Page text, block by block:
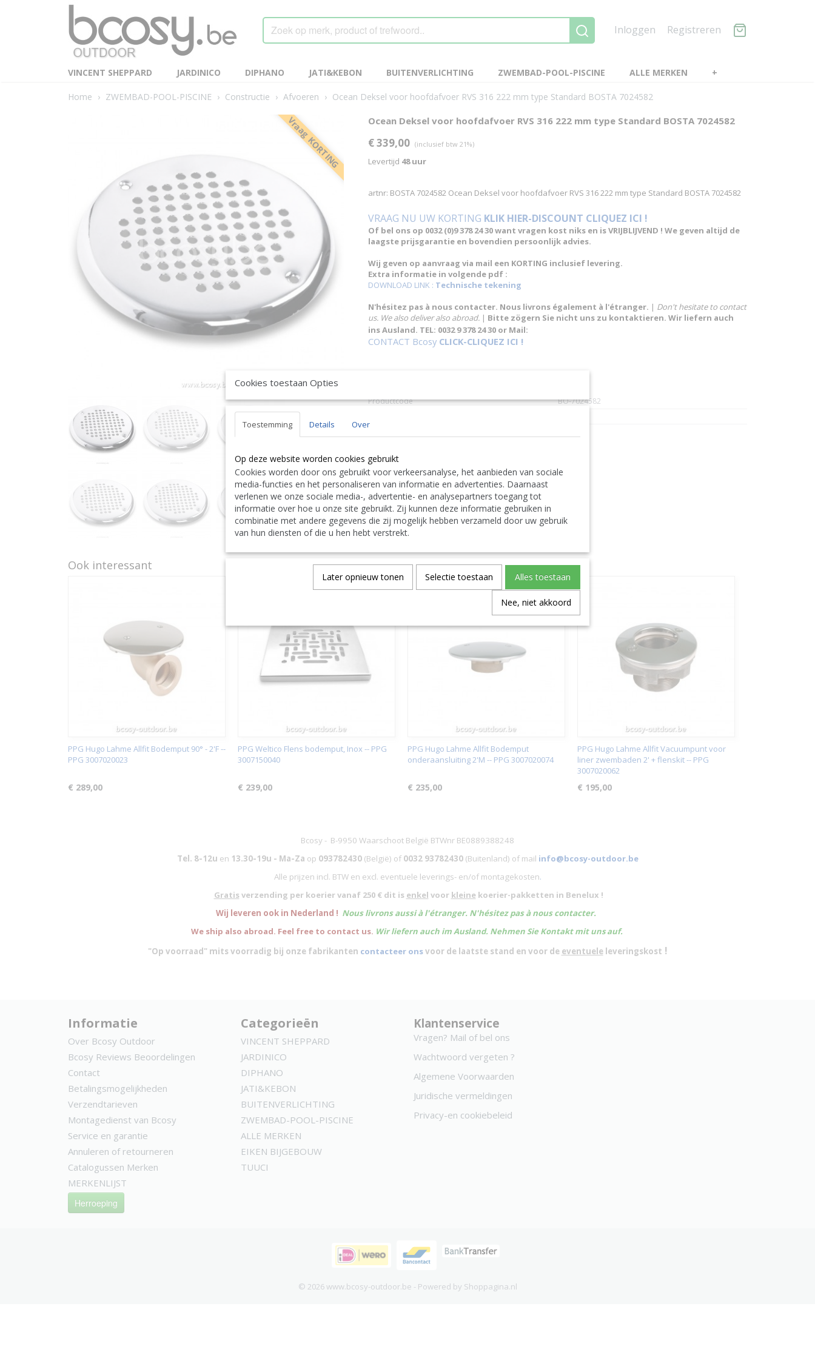
Inloggen Registreren
VINCENT SHEPPARD JARDINICO DIPHANO JATI&KEBON BUITENVERLICHTING ZWEMBAD-POOL-PISCINE ALLE MERKEN +
Home › ZWEMBAD-POOL-PISCINE › Constructie › Afvoeren › Ocean Deksel voor hoofdafvoer RVS 316 222 mm type Standard BOSTA 7024582
Vraag KORTING Ocean Deksel voor hoofdafvoer RVS 316 222 mm type Standard BOSTA 7024582
€ 339,00 (inclusief btw 21%)
Levertijd 48 uur
artnr: BOSTA 7024582 Ocean Deksel voor hoofdafvoer RVS 316 222 mm type Standard BOSTA 7024582
VRAAG NU UW KORTING KLIK HIER-DISCOUNT CLIQUEZ ICI !
Of bel ons op 0032 (0)9 378 24 30 want vragen kost niks en is VRIJBLIJVEND ! We geven altijd de
laagste prijsgarantie en bovendien persoonlijk advies.
Wij geven op aanvraag via mail een KORTING inclusief levering.
Extra informatie in volgende pdf :
DOWNLOAD LINK : Technische tekening
N'hésitez pas à nous contacter. Nous livrons également à l'étranger. | Don't hesitate to contact
us. We also deliver also abroad. | Bitte zögern Sie nicht uns zu kontaktieren. Wir liefern auch
ins Ausland. TEL: 0032 9 378 24 30 or Mail:
CONTACT Bcosy CLICK-CLIQUEZ ICI !
Productcode
BO-7024582
Ook interessant
PPG Hugo Lahme Allfit Bodemput 90° - 2'F --
PPG 3007020023
€ 289,00
PPG Weltico Flens bodemput, Inox -- PPG
3007150040
€ 239,00
PPG Hugo Lahme Allfit Bodemput
onderaansluiting 2'M -- PPG 3007020074
€ 235,00
PPG Hugo Lahme Allfit Vacuumpunt voor
liner zwembaden 2' + flenskit -- PPG
3007020062
€ 195,00
Bcosy - B-9950 Waarschoot België BTWnr BE0889388248
Tel. 8-12u en 13.30-19u - Ma-Za op 093782430(België) of 0032 93782430(Buitenland) of mail info@bcosy-outdoor.be
Alle prijzen incl. BTW en excl. eventuele leverings- en/of montagekosten.
Gratis verzending per koerier vanaf 250 € dit is enkel voor kleinekoerier-pakketten in Benelux !
Wij leveren ook in Nederland ! Nous livrons aussi à l'étranger. N'hésitez pas à nous contacter.
We ship also abroad. Feel free to contact us. Wir liefern auch im Ausland. Nehmen Sie Kontakt mit uns auf.
"Op voorraad" mits voorradig bij onze fabrikanten contacteer onsvoor de laatste stand en voor de eventueleleveringskost !
Informatie
Over Bcosy Outdoor
Bcosy Reviews Beoordelingen
Contact
Betalingsmogelijkheden
Verzendtarieven
Montagedienst van Bcosy
Service en garantie
Annuleren of retourneren
Catalogussen Merken
MERKENLIJST
Herroeping
Categorieën
VINCENT SHEPPARD
JARDINICO
DIPHANO
JATI&KEBON
BUITENVERLICHTING
ZWEMBAD-POOL-PISCINE
ALLE MERKEN
EIKEN BIJGEBOUW
TUUCI
Klantenservice
Vragen? Mail of bel ons
Wachtwoord vergeten ?
Algemene Voorwaarden
Juridische vermeldingen
Privacy-en cookiebeleid
© 2026 www.bcosy-outdoor.be - Powered by Shoppagina.nl
Cookies toestaan Opties
Toestemming Details Over
Op deze website worden cookies gebruikt
Cookies worden door ons gebruikt voor verkeersanalyse, het aanbieden van sociale
media-functies en het personaliseren van informatie en advertenties. Daarnaast
verlenen we onze sociale media-, advertentie- en analysepartners toegang tot
informatie over hoe u onze site gebruikt. Zij kunnen deze informatie gebruiken in
combinatie met andere gegevens die zij mogelijk hebben verzameld door uw gebruik
van hun diensten of die u hen hebt verstrekt.
Later opnieuw tonen Selectie toestaan Alles toestaan
Nee, niet akkoord